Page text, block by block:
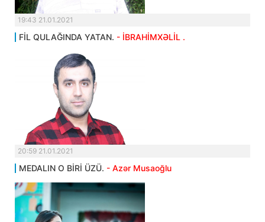
19:43 21.01.2021
FİL QULAĞINDA YATAN. - İBRAHİMXƏLİL .
20:59 21.01.2021
MEDALIN O BİRİ ÜZÜ. - Azər Musaoğlu